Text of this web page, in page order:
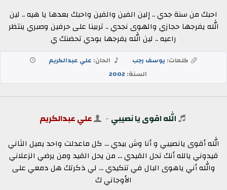
احبك من سنة جدي .. إلين الفين والفين واحبك بعدها يا هيه .. لين
الله يفرجها حجازي والهوى نجدي .. تربينا على حرفين وصبري ينتظر
راعيه .. لين الله يفرجها بودي تحضنك ي
كلمات: يوسف رجب الحان: علي عبدالكريم
السنة:2002
الله اقوى يا نصيبي - علي عبدالكريم
الله أقوى يانصيبي و أنا وش بيدي ... كل ماعدلت واحد يميل الثاني
قيدوني يالله أنك تحل القيدي ... من يحل القيد ومن يرضي الزعلاني
والله أني ياهوى البال في تنكيدي ... لي ذكرتك هل دمعي على
الأوجاني ك